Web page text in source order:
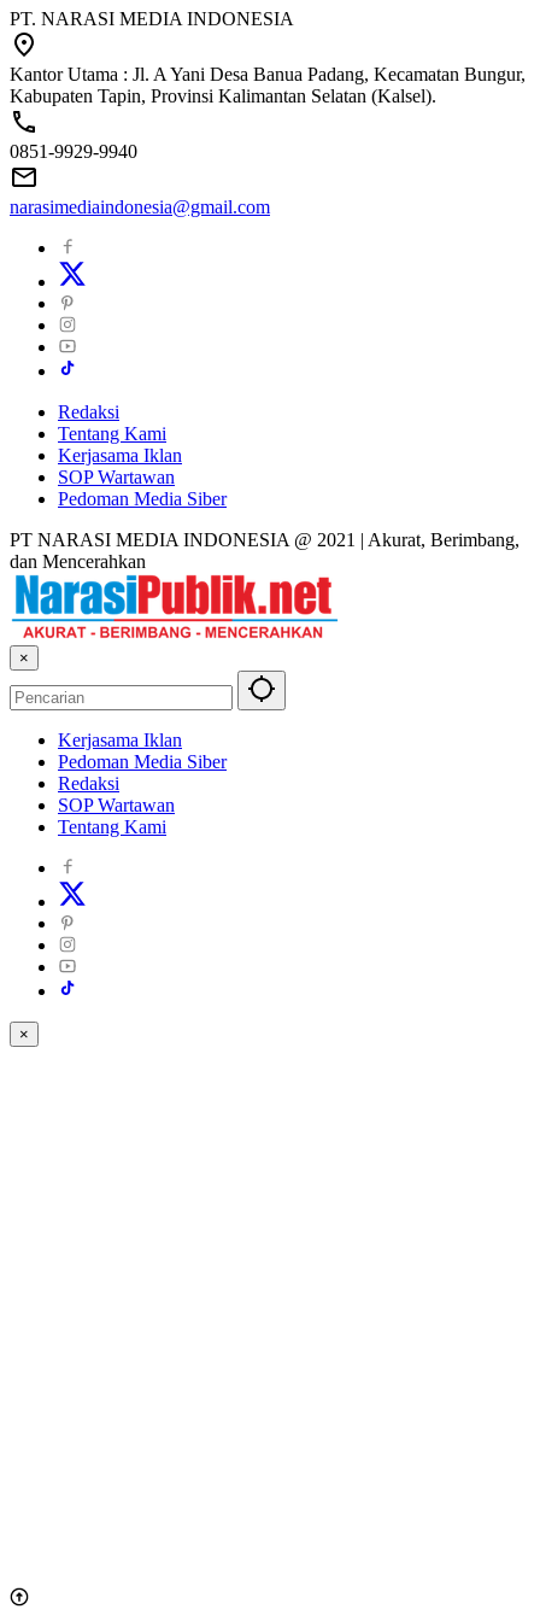
PT. NARASI MEDIA INDONESIA
Kantor Utama : Jl. A Yani Desa Banua Padang, Kecamatan Bungur,
Kabupaten Tapin, Provinsi Kalimantan Selatan (Kalsel).
0851-9929-9940
narasimediaindonesia@gmail.com
Redaksi
Tentang Kami
Kerjasama Iklan
SOP Wartawan
Pedoman Media Siber
PT NARASI MEDIA INDONESIA @ 2021 | Akurat, Berimbang,
dan Mencerahkan
×
Kerjasama Iklan
Pedoman Media Siber
Redaksi
SOP Wartawan
Tentang Kami
×